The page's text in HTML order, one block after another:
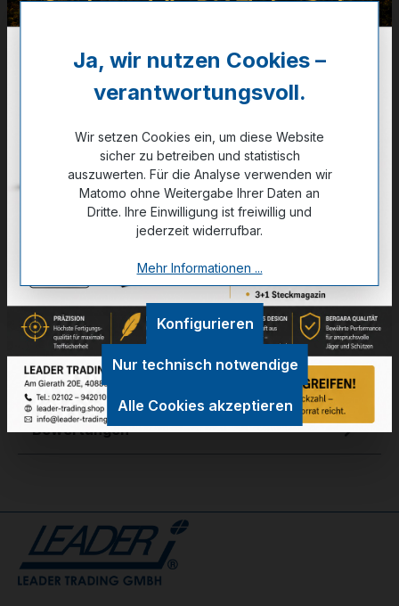
✔
30,50 €
✔ Auf Lager
Noch kein Kunde?Registrieren Sie sich jetzt.
Zum Merkzettel hinzufügen
Technische Daten
GPSR Information
Bewertungen
Ja, wir nutzen Cookies –
verantwortungsvoll.
Wir setzen Cookies ein, um diese Website
sicher zu betreiben und statistisch
auszuwerten. Für die Analyse verwenden wir
Matomo ohne Weitergabe Ihrer Daten an
Dritte. Ihre Einwilligung ist freiwillig und
jederzeit widerrufbar.
Mehr Informationen ...
Nur technisch notwendige
Konfigurieren
Alle Cookies akzeptieren